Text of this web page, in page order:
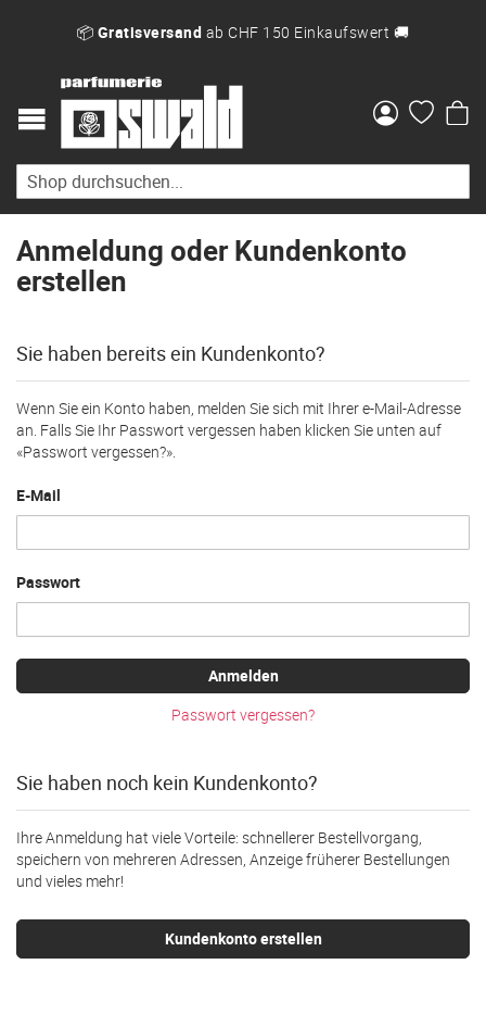
📦 Gratisversand ab CHF 150 Einkaufswert 🚚
Anmeldung oder Kundenkonto
erstellen
Sie haben bereits ein Kundenkonto?
Wenn Sie ein Konto haben, melden Sie sich mit Ihrer e-Mail-Adresse
an. Falls Sie Ihr Passwort vergessen haben klicken Sie unten auf
«Passwort vergessen?».
E-Mail
Passwort
Anmelden
Passwort vergessen?
Sie haben noch kein Kundenkonto?
Ihre Anmeldung hat viele Vorteile: schnellerer Bestellvorgang,
speichern von mehreren Adressen, Anzeige früherer Bestellungen
und vieles mehr!
Kundenkonto erstellen